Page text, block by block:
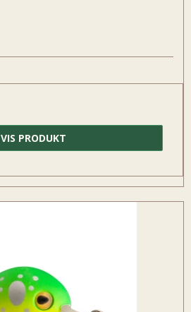
VIS PRODUKT